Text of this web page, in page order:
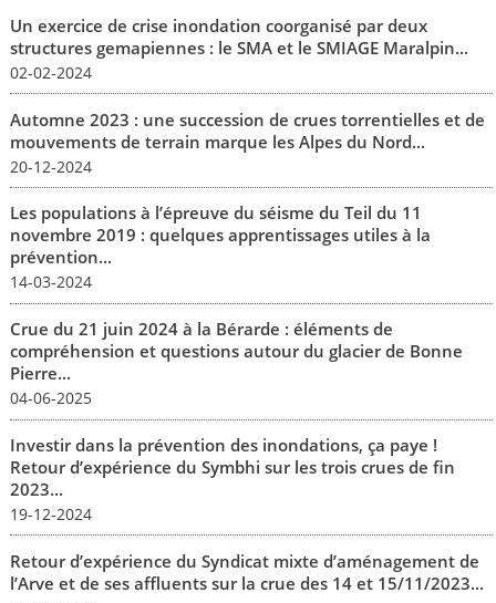
Un exercice de crise inondation coorganisé par deux
structures gemapiennes : le SMA et le SMIAGE Maralpin...
02-02-2024
Automne 2023 : une succession de crues torrentielles et de
mouvements de terrain marque les Alpes du Nord...
20-12-2024
Les populations à l’épreuve du séisme du Teil du 11
novembre 2019 : quelques apprentissages utiles à la
prévention...
14-03-2024
Crue du 21 juin 2024 à la Bérarde : éléments de
compréhension et questions autour du glacier de Bonne
Pierre...
04-06-2025
Investir dans la prévention des inondations, ça paye !
Retour d’expérience du Symbhi sur les trois crues de fin
2023...
19-12-2024
Retour d’expérience du Syndicat mixte d’aménagement de
l’Arve et de ses affluents sur la crue des 14 et 15/11/2023...